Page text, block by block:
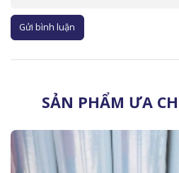
Gửi bình luận
SẢN PHẨM ƯA